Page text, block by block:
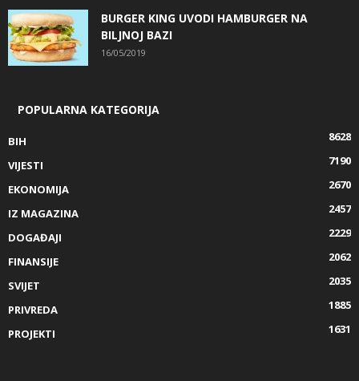
BURGER KING UVODI HAMBURGER NA
BILJNOJ BAZI
16/05/2019
POPULARNA KATEGORIJA
BIH
8628
VIJESTI
7190
EKONOMIJA
2670
IZ MAGAZINA
2457
DOGAĐAJI
2229
FINANSIJE
2062
SVIJET
2035
PRIVREDA
1885
PROJEKTI
1631